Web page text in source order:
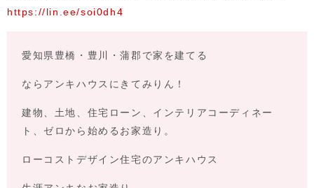
https://lin.ee/soi0dh4
愛知県豊橋・豊川・蒲郡で家を建てる
ならアンキハウスにきてみりん！
建物、土地、住宅ローン、インテリアコーディネー
ト、ゼロから始めるお家造り。
ローコストデザイン住宅のアンキハウス